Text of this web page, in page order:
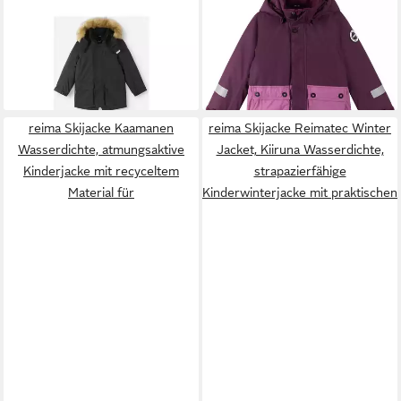
Wasserdichte und warme
Winterjacke für Kinder mit
verstellbarer
ab 117,55 € UVP169,95 €
Winter Jacket, Luhanka
77,85 €
129,95 €
-40%
reima Skijacke Kaamanen
Wasserdichte, atmungsaktive
Kinderjacke mit recyceltem
Material für
reima Skijacke Reimatec Winter
Jacket, Kiiruna Wasserdichte,
strapazierfähige
Kinderwinterjacke mit praktischen